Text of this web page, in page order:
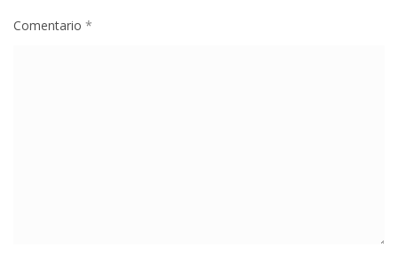
Comentario *